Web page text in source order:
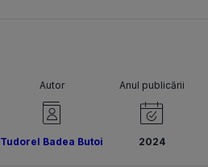
Autor
Tudorel Badea Butoi
Anul publicării
2024